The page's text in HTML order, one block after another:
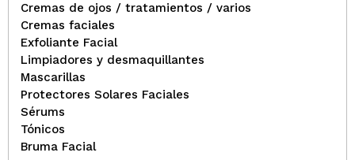
Cremas de ojos / tratamientos / varios
Cremas faciales
Exfoliante Facial
Limpiadores y desmaquillantes
Mascarillas
Protectores Solares Faciales
Sérums
Tónicos
Bruma Facial